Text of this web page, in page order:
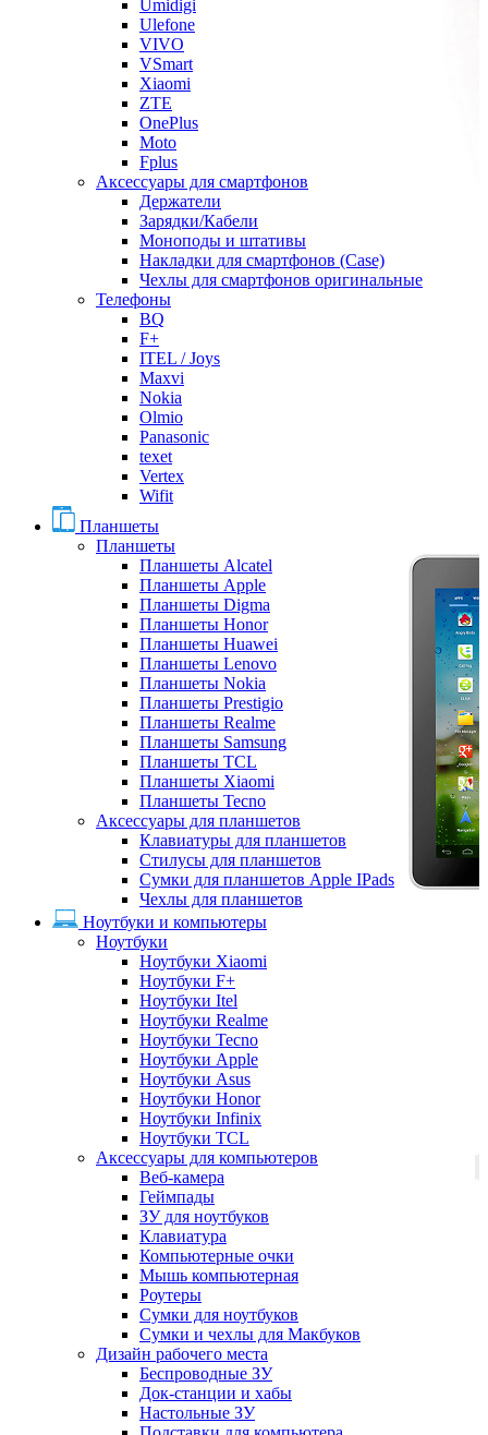
Umidigi
Ulefone
VIVO
VSmart
Xiaomi
ZTE
OnePlus
Moto
Fplus
Аксессуары для смартфонов
Держатели
Зарядки/Кабели
Моноподы и штативы
Накладки для смартфонов (Case)
Чехлы для смартфонов оригинальные
Телефоны
BQ
F+
ITEL / Joys
Maxvi
Nokia
Olmio
Panasonic
texet
Vertex
Wifit
Планшеты
Планшеты
Планшеты Alcatel
Планшеты Apple
Планшеты Digma
Планшеты Honor
Планшеты Huawei
Планшеты Lenovo
Планшеты Nokia
Планшеты Prestigio
Планшеты Realme
Планшеты Samsung
Планшеты TCL
Планшеты Xiaomi
Планшеты Tecno
Аксессуары для планшетов
Клавиатуры для планшетов
Стилусы для планшетов
Сумки для планшетов Apple IPads
Чехлы для планшетов
Ноутбуки и компьютеры
Ноутбуки
Ноутбуки Xiaomi
Ноутбуки F+
Ноутбуки Itel
Ноутбуки Realme
Ноутбуки Tecno
Ноутбуки Apple
Ноутбуки Asus
Ноутбуки Honor
Ноутбуки Infinix
Ноутбуки TCL
Аксессуары для компьютеров
Веб-камера
Геймпады
ЗУ для ноутбуков
Клавиатура
Компьютерные очки
Мышь компьютерная
Роутеры
Сумки для ноутбуков
Сумки и чехлы для Макбуков
Дизайн рабочего места
Беспроводные ЗУ
Док-станции и хабы
Настольные ЗУ